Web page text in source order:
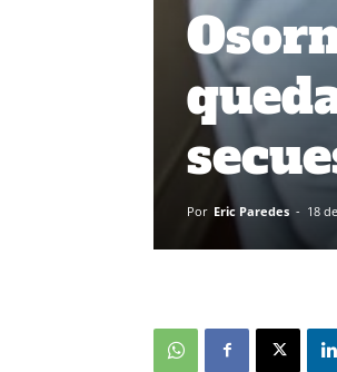
Por Eric Paredes - 18